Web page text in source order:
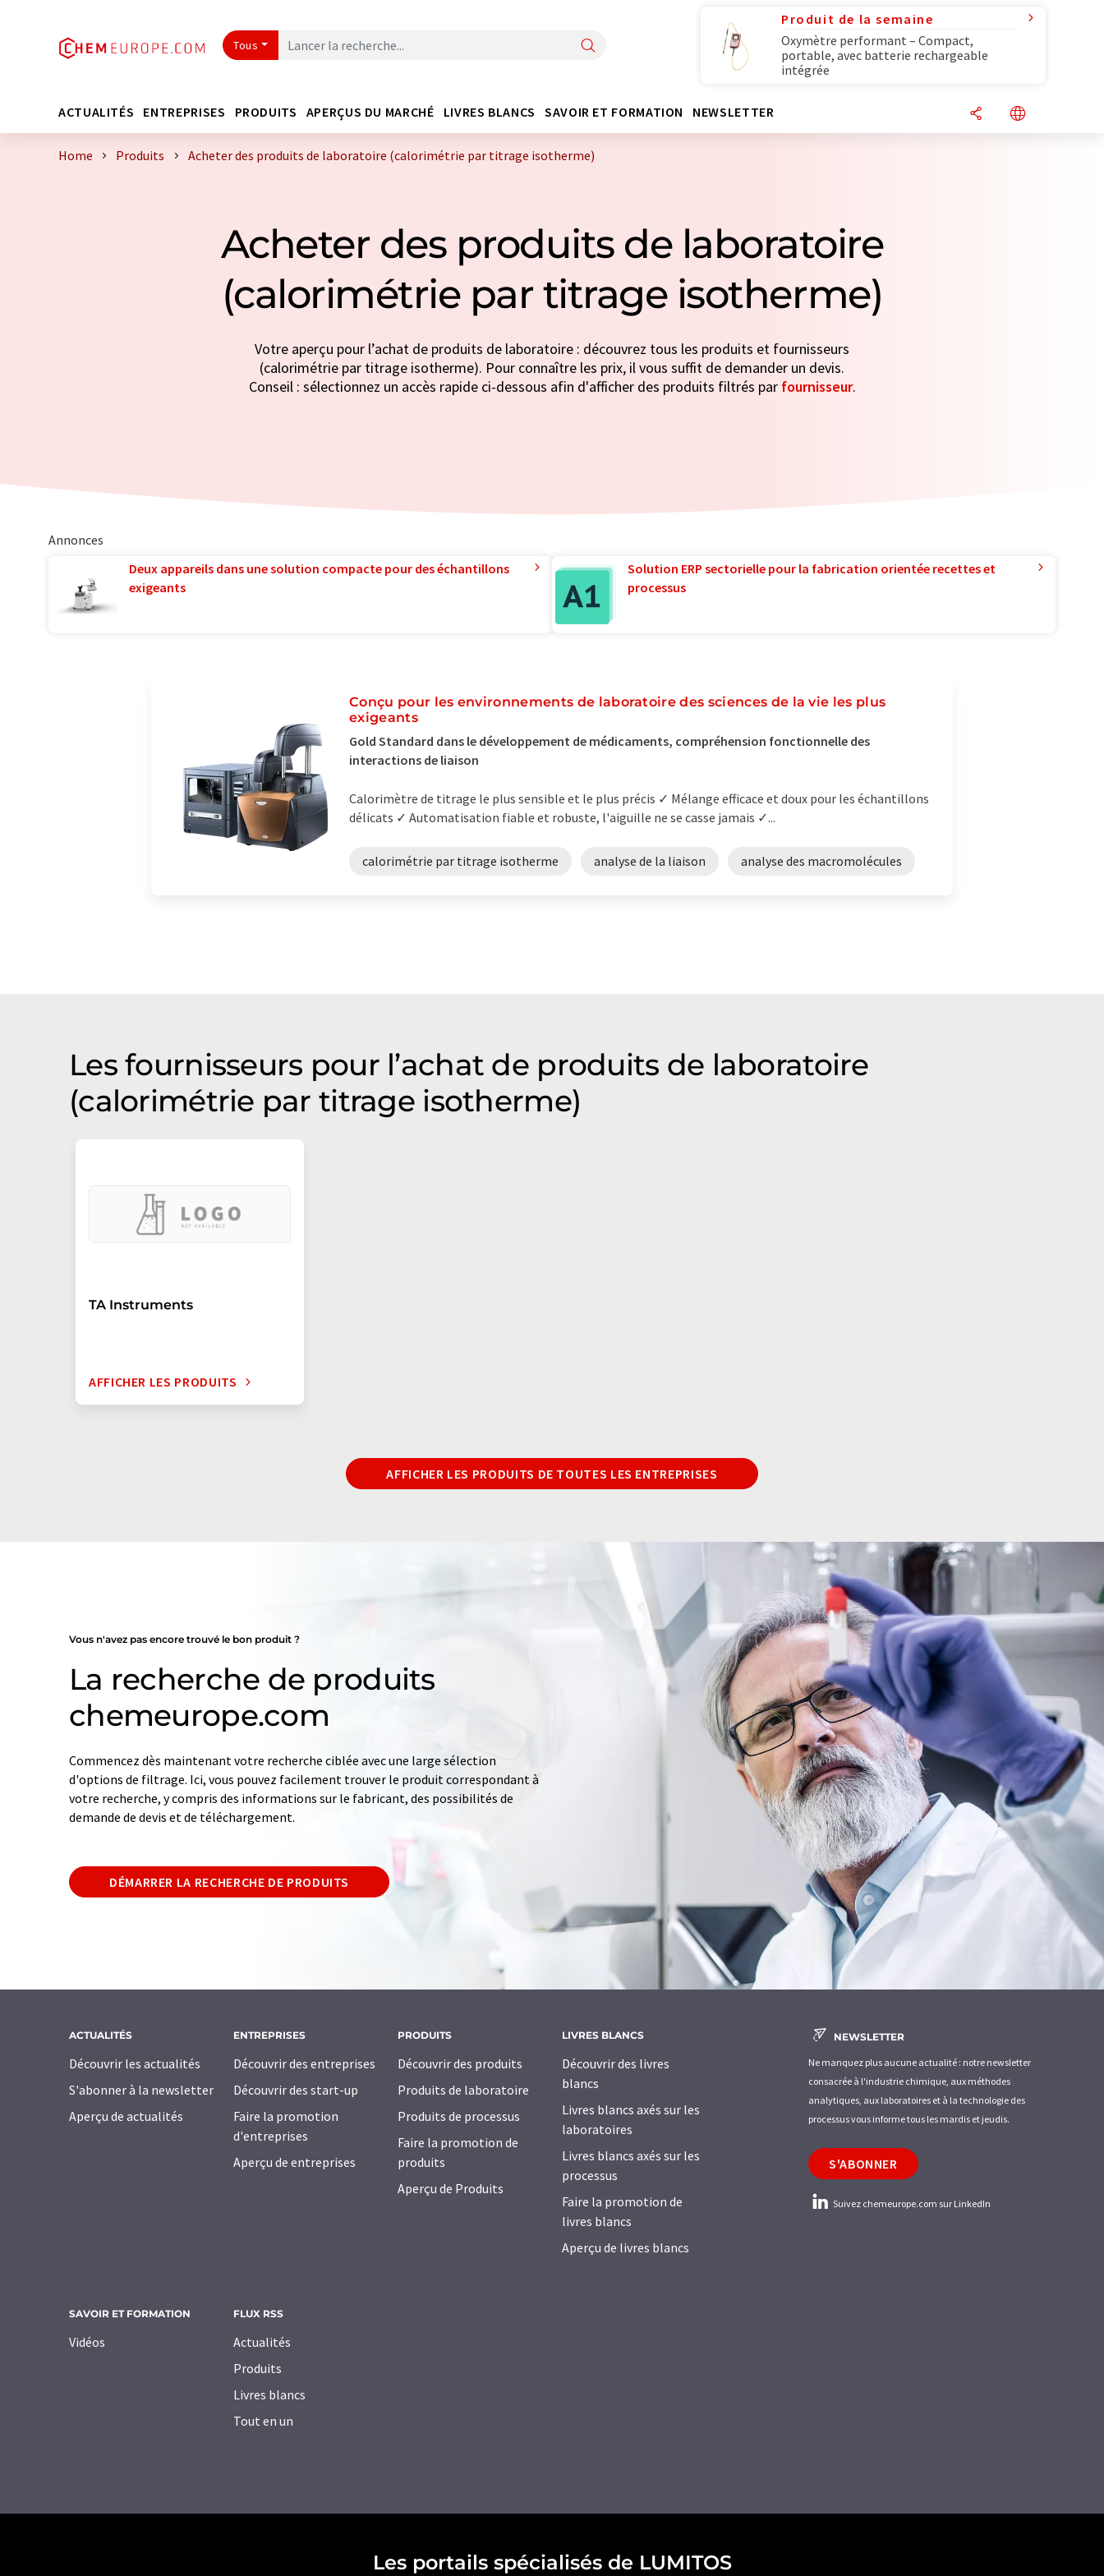
Tous
Produit de la semaine
Oxymètre performant – Compact,
portable, avec batterie rechargeable
intégrée
ACTUALITÉS ENTREPRISES PRODUITS APERÇUS DU MARCHÉ LIVRES BLANCS SAVOIR ET FORMATION NEWSLETTER
Home Produits Acheter des produits de laboratoire (calorimétrie par titrage isotherme)
Acheter des produits de laboratoire
(calorimétrie par titrage isotherme)
Votre aperçu pour l’achat de produits de laboratoire : découvrez tous les produits et fournisseurs
(calorimétrie par titrage isotherme). Pour connaître les prix, il vous suffit de demander un devis.
Conseil : sélectionnez un accès rapide ci-dessous afin d'afficher des produits filtrés par fournisseur.
Annonces
Deux appareils dans une solution compacte pour des échantillons
exigeants
Solution ERP sectorielle pour la fabrication orientée recettes et
processus
Conçu pour les environnements de laboratoire des sciences de la vie les plus
exigeants
Gold Standard dans le développement de médicaments, compréhension fonctionnelle des
interactions de liaison
Calorimètre de titrage le plus sensible et le plus précis ✓ Mélange efficace et doux pour les échantillons
délicats ✓ Automatisation fiable et robuste, l'aiguille ne se casse jamais ✓...
calorimétrie par titrage isotherme analyse de la liaison analyse des macromolécules
Les fournisseurs pour l’achat de produits de laboratoire
(calorimétrie par titrage isotherme)
TA Instruments
AFFICHER LES PRODUITS
AFFICHER LES PRODUITS DE TOUTES LES ENTREPRISES
Vous n'avez pas encore trouvé le bon produit ?
La recherche de produits
chemeurope.com
Commencez dès maintenant votre recherche ciblée avec une large sélection
d'options de filtrage. Ici, vous pouvez facilement trouver le produit correspondant à
votre recherche, y compris des informations sur le fabricant, des possibilités de
demande de devis et de téléchargement.
DÉMARRER LA RECHERCHE DE PRODUITS
ACTUALITÉS
Découvrir les actualités
S'abonner à la newsletter
Aperçu de actualités
ENTREPRISES
Découvrir des entreprises
Découvrir des start-up
Faire la promotion
d'entreprises
Aperçu de entreprises
PRODUITS
Découvrir des produits
Produits de laboratoire
Produits de processus
Faire la promotion de
produits
Aperçu de Produits
LIVRES BLANCS
Découvrir des livres
blancs
Livres blancs axés sur les
laboratoires
Livres blancs axés sur les
processus
Faire la promotion de
livres blancs
Aperçu de livres blancs
SAVOIR ET FORMATION
Vidéos
FLUX RSS
Actualités
Produits
Livres blancs
Tout en un
NEWSLETTER
Ne manquez plus aucune actualité : notre newsletter
consacrée à l'industrie chimique, aux méthodes
analytiques, aux laboratoires et à la technologie des
processus vous informe tous les mardis et jeudis.
S'ABONNER
Suivez chemeurope.com sur LinkedIn
Les portails spécialisés de LUMITOS